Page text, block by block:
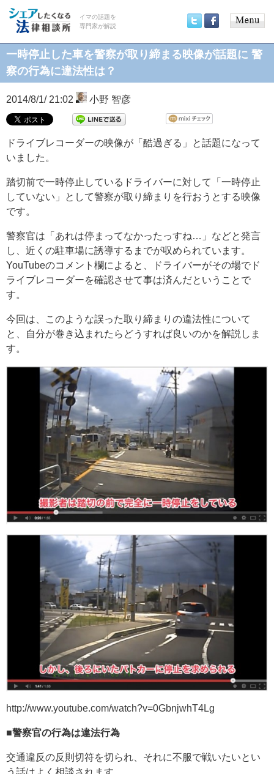
イマの話題を
専門家が解説
menu
一時停止した車を警察が取り締まる映像が話題に 警
察の行為に違法性は？
2014/8/1/ 21:02 小野 智彦
ドライブレコーダーの映像が「酷過ぎる」と話題になって
いました。
踏切前で一時停止しているドライバーに対して「一時停止
していない」として警察が取り締まりを行おうとする映像
です。
警察官は「あれは停まってなかったっすね…」などと発言
し、近くの駐車場に誘導するまでが収められています。
YouTubeのコメント欄によると、ドライバーがその場でド
ライブレコーダーを確認させて事は済んだということで
す。
今回は、このような誤った取り締まりの違法性について
と、自分が巻き込まれたらどうすれば良いのかを解説しま
す。
http://www.youtube.com/watch?v=0GbnjwhT4Lg
■警察官の行為は違法行為
交通違反の反則切符を切られ、それに不服で戦いたいとい
う話はよく相談されます。